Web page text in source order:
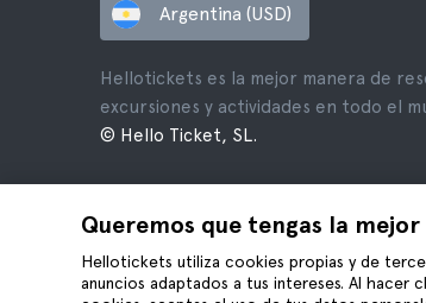
Queremos que tengas la
Hellotickets utiliza cookies propias y de
anuncios adaptados a tus intereses. Al hacer
Argentina (USD)
Hellotickets es la mejor manera de
excursiones y actividades en todo el
© Hello Ticket, SL.